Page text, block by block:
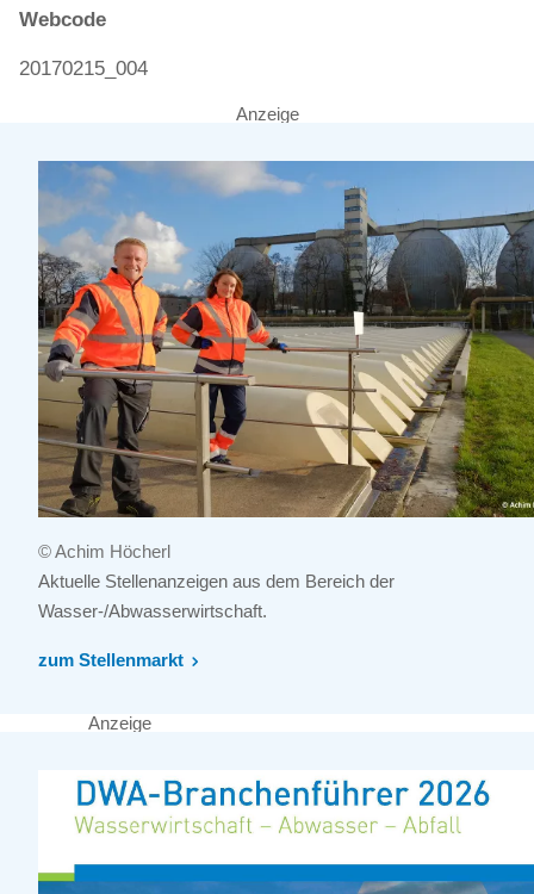
Webcode
20170215_004
Anzeige
© Achim Höcherl
Aktuelle Stellenanzeigen aus dem Bereich der
Wasser-/Abwasserwirtschaft.
zum Stellenmarkt
Anzeige